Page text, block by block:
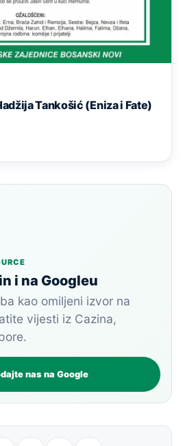
Tankošić (Eniza i Fate)
i na Googleu
kao omiljeni izvor na
vijesti iz Cazina,
nas na Google